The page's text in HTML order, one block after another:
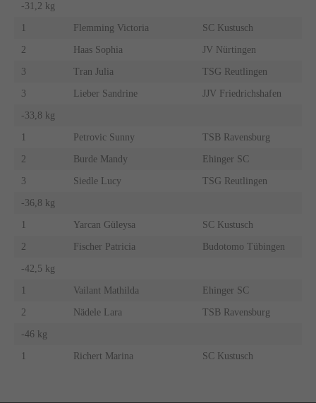
-31,2 kg
Flemming Victoria SC Kustusch
2 Haas Sophia JV Nürtingen
3 Tran Julia TSG Reutlingen
3 Lieber Sandrine JJV Friedrichshafen
-33,8 kg
1 Petrovic Sunny TSB Ravensburg
2 Burde Mandy Ehinger SC
3 Siedle Lucy TSG Reutlingen
-36,8 kg
1 Yarcan Güleysa SC Kustusch
2 Fischer Patricia Budotomo Tübingen
-42,5 kg
Vailant Mathilda Ehinger SC
2 Nädele Lara TSB Ravensburg
-46 kg
1 Richert Marina SC Kustusch